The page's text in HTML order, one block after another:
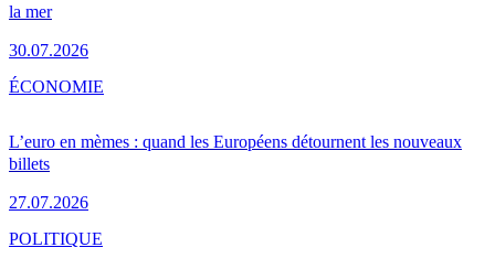
la mer
30.07.2026
L’euro en mèmes : quand les Européens détournent les nouveaux
billets
27.07.2026
ÉCONOMIE
POLITIQUE